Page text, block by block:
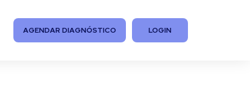
AGENDAR DIAGNÓSTICO LOGIN